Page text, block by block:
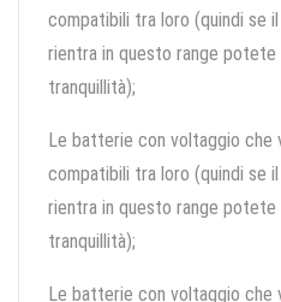
compatibili tra loro (quindi se
rientra in questo range
tranquillità);
Le batterie con voltaggio che
compatibili tra loro (quindi se
rientra in questo range
tranquillità);
Le batterie con voltaggio che